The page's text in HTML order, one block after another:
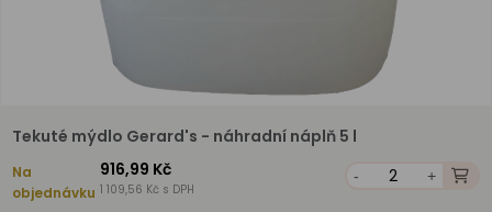
Tekuté mýdlo Gerard's - náhradní náplň 5 l
Na
objednávku
916,99 Kč
1 109,56 Kč s DPH
- +